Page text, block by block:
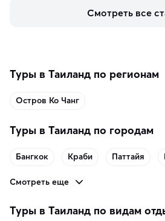
Смотреть все
Туры в Таиланд по регионам
Остров Ко Чанг
Туры в Таиланд по городам
Бангкок Краби Паттайя
Смотреть еще
Туры в Таиланд по видам